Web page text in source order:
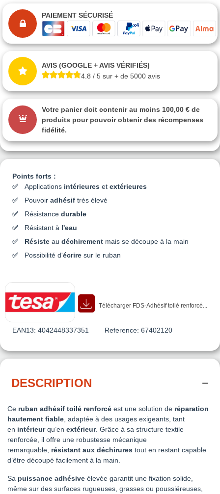
Points forts :
Applications intérieures et extérieures
Pouvoir adhésif très élevé
Résistance durable
Résistant à l'eau
Résiste au déchirement mais se découpe à la main
Possibilité d'écrire sur le ruban
Télécharger FDS-Adhésif toilé renforcé...
EAN13: 4042448337351 Reference: 67402120
PAIEMENT SÉCURISÉ
AVIS (GOOGLE + AVIS VÉRIFIÉS)
4.8 / 5 sur + de 5000 avis
Votre panier doit contenir au moins 100,00 € de
produits pour pouvoir obtenir des récompenses
fidélité.
DESCRIPTION
Ce ruban adhésif toilé renforcé est une solution de réparation
hautement fiable , adaptée à des usages exigeants, tant
en intérieurqu’en extérieur. Grâce à sa structure textile
renforcée, il offre une robustesse mécanique
remarquable, résistant aux déchirures tout en restant capable
d’être découpé facilement à la main.
Sa puissance adhésive élevée garantit une fixation solide,
même sur des surfaces rugueuses, grasses ou poussiéreuses,